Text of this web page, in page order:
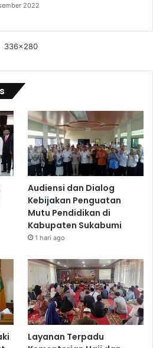
2022
336x280
Audiensi dan Dialog
Kebijakan Penguatan
Mutu Pendidikan di
Kabupaten Sukabumi
1 hari ago
Layanan Terpadu